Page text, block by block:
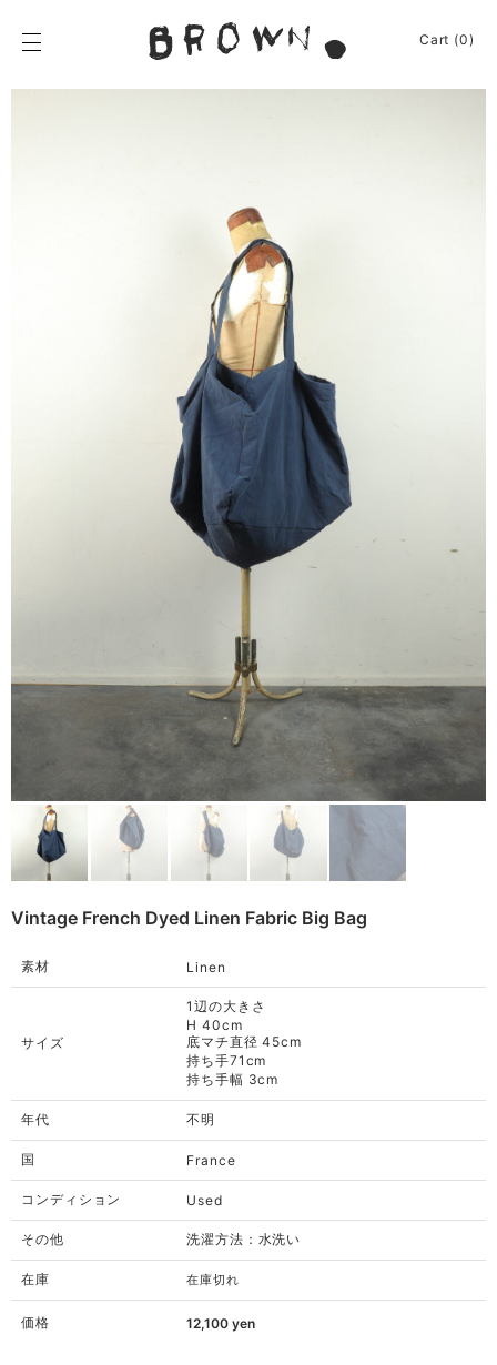
content
BROWN.
Furniture
Chair
Table
Shelf / Cabinet
Lamp
Other
Homeware
Kitchenware
Baskets
Remake
Quilt
Native American
Otherwise
Cart (0)
Vintage French Dyed Linen Fabric Big Bag
素材 Linen
サイズ
1辺の大きさ
H 40cm
底マチ直径 45cm
持ち手71cm
持ち手幅 3cm
年代 不明
国 France
コンディション Used
その他 洗濯方法：水洗い
在庫 在庫切れ
価格 12,100 yen